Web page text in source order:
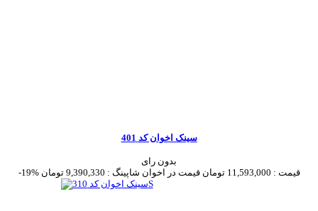
سینک اخوان کد 401
بدون رای
-19%
قیمت : 11,593,000 تومان قیمت در اخوان شاپینگ : 9,390,330 تومان